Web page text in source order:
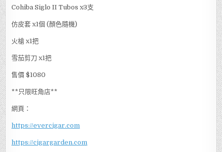
Cohiba Siglo II Tubos x3支
仿皮套 x1個 (顏色隨機)
火槍 x1把
雪茄剪刀 x1把
售價 $1080
**只限旺⻆店**
網頁：
https://evercigar.com
https://cigargarden.com